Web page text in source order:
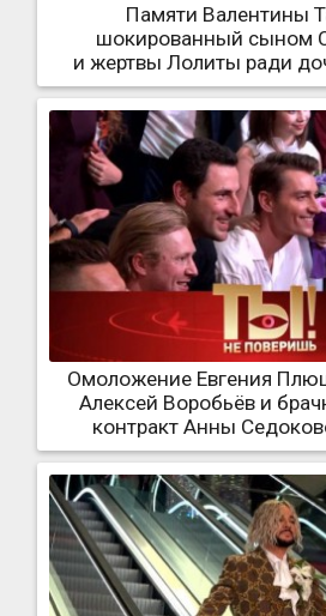
Памяти Валентины
шокированный сыном
и жертвы Лолиты ради
Омоложение Евгения
Алексей Воробьёв и
контракт Анны